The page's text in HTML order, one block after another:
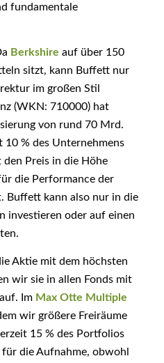
fundamentale
Berkshire auf über 150
sitzt, kann Buffett nur
im großen Stil
(WKN: 710000) hat
von rund 70 Mrd.
10 % des Unternehmens
Preis in die Höhe
die Performance der
Buffett kann also nur in die
investieren oder auf einen
Aktie mit dem höchsten
wir sie in allen Fonds mit
Im Max Otte Multiple
wir größere Freiräume
15 % des Portfolios
die Aufnahme, obwohl